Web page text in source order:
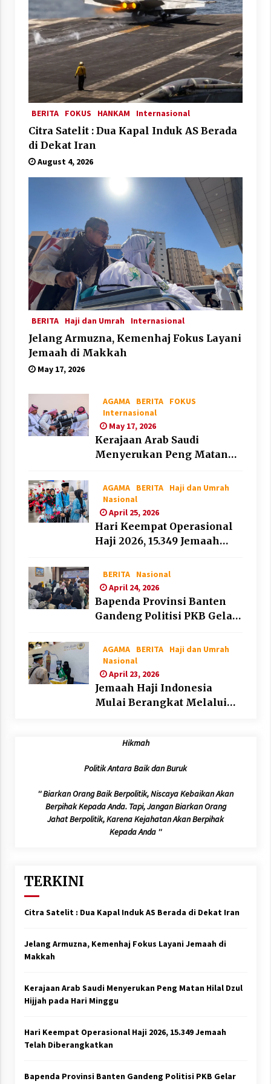
BERITA FOKUS HANKAM Internasional
Citra Satelit : Dua Kapal Induk AS Berada
di Dekat Iran
August 4, 2026
BERITA Haji dan Umrah Internasional
Jelang Armuzna, Kemenhaj Fokus Layani
Jemaah di Makkah
May 17, 2026
AGAMA BERITA
FOKUS
Internasional
May 17, 2026
Kerajaan Arab Saudi
Menyerukan Peng Matan
Minggu
AGAMA BERITA
Haji dan Umrah
Nasional
April 25, 2026
Hari Keempat Operasional
Haji 2026, 15.349 Jemaah
BERITA
Nasional
April 24, 2026
Bapenda Provinsi Banten
Gandeng Politisi PKB Gelar
Pajak Daerah di Kota
Tangerang
AGAMA BERITA
Haji dan Umrah
Nasional
April 23, 2026
Jemaah Haji Indonesia
Mulai Berangkat Melalui
Terintegrasi
Hikmah
Politik Antara Baik dan Buruk
'' Biarkan Orang Baik Berpolitik, Niscaya Kebaikan Akan
Berpihak Kepada Anda. Tapi, Jangan Biarkan Orang
Jahat Berpolitik, Karena Kejahatan Akan Berpihak
Kepada Anda ''
TERKINI
Citra Satelit : Dua Kapal Induk AS Berada di Dekat Iran
Jelang Armuzna, Kemenhaj Fokus Layani Jemaah di
Makkah
Kerajaan Arab Saudi Menyerukan Peng Matan Hilal Dzul
Hijjah pada Hari Minggu
Hari Keempat Operasional Haji 2026, 15.349 Jemaah
Telah Diberangkatkan
Bapenda Provinsi Banten Gandeng Politisi PKB Gelar